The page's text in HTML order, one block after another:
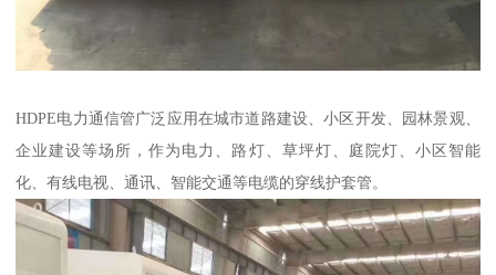
HDPE电力通信管广泛应用在城市道路建设、小区开发、园林景观、
企业建设等场所，作为电力、路灯、草坪灯、庭院灯、小区智能
化、有线电视、通讯、智能交通等电缆的穿线护套管。